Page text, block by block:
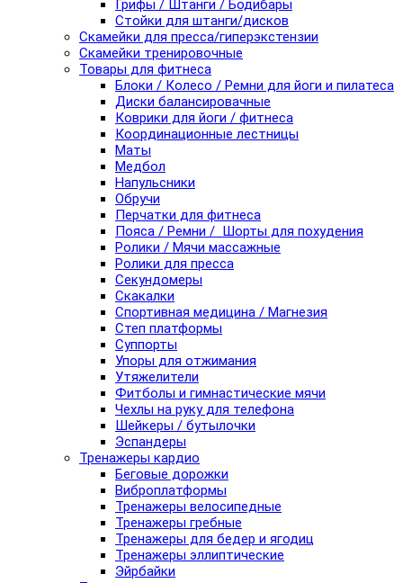
Грифы / Штанги / Бодибары
Стойки для штанги/дисков
Скамейки для пресса/гиперэкстензии
Скамейки тренировочные
Товары для фитнеса
Блоки / Колесо / Ремни для йоги и пилатеса
Диски балансировачные
Коврики для йоги / фитнеса
Координационные лестницы
Маты
Медбол
Напульсники
Обручи
Перчатки для фитнеса
Пояса / Ремни / Шорты для похудения
Ролики / Мячи массажные
Ролики для пресса
Секундомеры
Скакалки
Спортивная медицина / Магнезия
Степ платформы
Суппорты
Упоры для отжимания
Утяжелители
Фитболы и гимнастические мячи
Чехлы на руку для телефона
Шейкеры / бутылочки
Эспандеры
Тренажеры кардио
Беговые дорожки
Виброплатформы
Тренажеры велосипедные
Тренажеры гребные
Тренажеры для бедер и ягодиц
Тренажеры эллиптические
Эйрбайки